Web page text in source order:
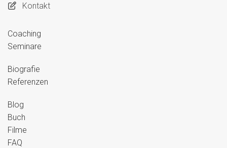
Kontakt
Coaching
Seminare
Biografie
Referenzen
Blog
Buch
Filme
FAQ